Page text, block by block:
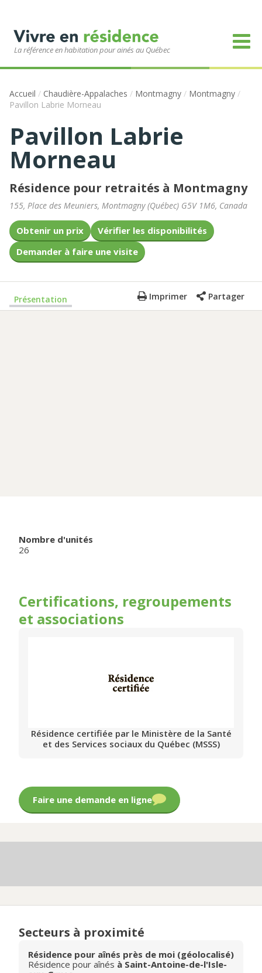
La référence en habitation pour ainés au Québec
Accueil / Chaudière-Appalaches / Montmagny / Montmagny /
Pavillon Labrie Morneau
Pavillon Labrie
Morneau
Résidence pour retraités à Montmagny
155, Place des Meuniers, Montmagny(Québec) G5V 1M6, Canada
Obtenir un prix
Vérifier les disponibilités
Demander à faire une visite
Présentation Imprimer Partager
Nombre d'unités
26
Certifications, regroupements
et associations
Résidence certifiée par le Ministère de la Santé
et des Services sociaux du Québec (MSSS)
Faire une demande en ligne
Secteurs à proximité
Résidence pour aînés près de moi (géolocalisé)
Résidence pour aînés à Saint-Antoine-de-l'Isle-